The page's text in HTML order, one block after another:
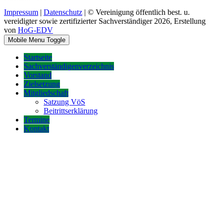
Impressum | Datenschutz | © Vereinigung öffentlich best. u.
vereidigter sowie zertifizierter Sachverständiger 2026, Erstellung
von HoG-EDV
Mobile Menu Toggle
Startseite
Sachverständigenverzeichnis
Vorstand
Zielsetzung
Mitgliedschaft
Satzung VöS
Beitrittserklärung
Termine
Kontakt